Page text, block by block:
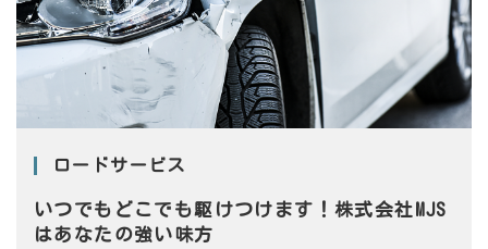
ロードサービス
いつでもどこでも駆けつけます！ 株式会社MJS
はあなたの強い味方